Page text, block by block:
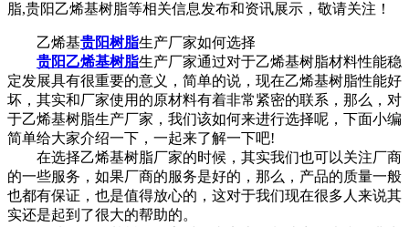
脂,贵阳乙烯基树脂等相关信息发布和资讯展示，敬请关注！
乙烯基贵阳树脂生产厂家如何选择
贵阳乙烯基树脂生产厂家通过对于乙烯基树脂材料性能稳
定发展具有很重要的意义，简单的说，现在乙烯基树脂性能好
坏，其实和厂家使用的原材料有着非常紧密的联系，那么，对
于乙烯基树脂生产厂家，我们该如何来进行选择呢，下面小编
简单给大家介绍一下，一起来了解一下吧!
在选择乙烯基树脂厂家的时候，其实我们也可以关注厂商
的一些服务，如果厂商的服务是好的，那么，产品的质量一般
也都有保证，也是值得放心的，这对于我们现在很多人来说其
实还是起到了很大的帮助的。